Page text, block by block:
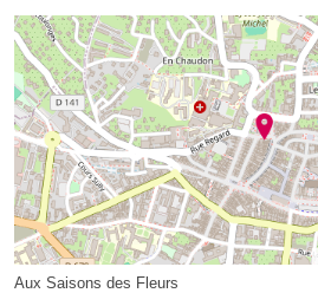
Aux Saisons des Fleurs